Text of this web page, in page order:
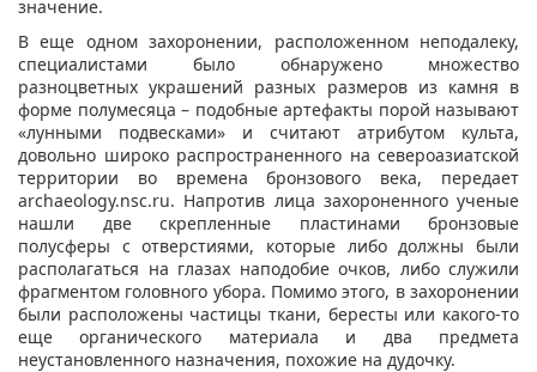
значение.
В еще одном захоронении, расположенном неподалеку,
специалистами было обнаружено множество
разноцветных украшений разных размеров из камня в
форме полумесяца – подобные артефакты порой называют
«лунными подвесками» и считают атрибутом культа,
довольно широко распространенного на североазиатской
территории во времена бронзового века, передает
archaeology.nsc.ru. Напротив лица захороненного ученые
нашли две скрепленные плаcтинами бронзовые
полусферы с отверстиями, которые либо должны были
располагаться на глазах наподобие очков, либо служили
фрагментом головного убора. Помимо этого, в захоронении
были расположены частицы ткани, бересты или какого-то
еще органического материала и два предмета
неустановленного назначения, похожие на дудочку.